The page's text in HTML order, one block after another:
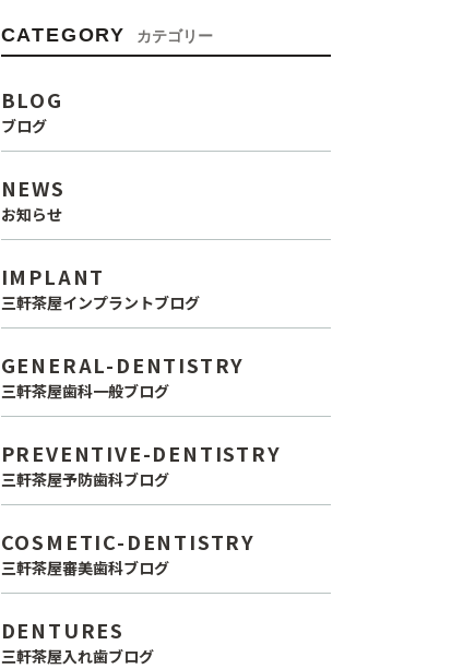
CATEGORY カテゴリー
BLOG
ブログ
NEWS
お知らせ
IMPLANT
三軒茶屋インプラントブログ
GENERAL-DENTISTRY
三軒茶屋歯科一般ブログ
PREVENTIVE-DENTISTRY
三軒茶屋予防歯科ブログ
COSMETIC-DENTISTRY
三軒茶屋審美歯科ブログ
DENTURES
三軒茶屋入れ歯ブログ